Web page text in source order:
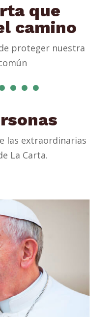
que
camino
proteger nuestra
las extraordinarias
La Carta.